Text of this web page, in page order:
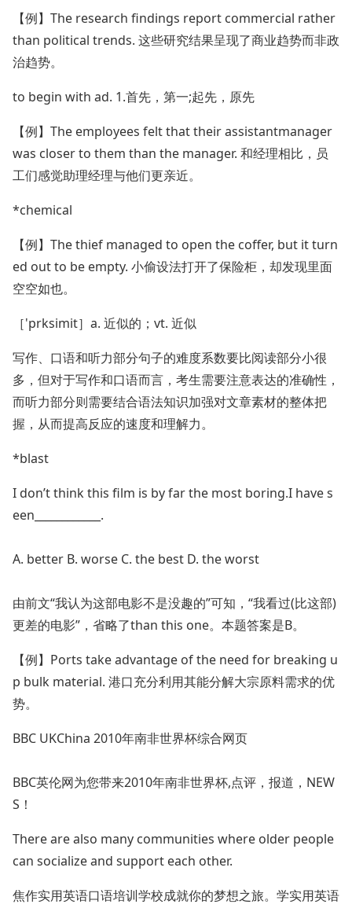
【例】The research findings report commercial rather
than political trends. 这些研究结果呈现了商业趋势而非政
治趋势。
to begin with ad. 1.首先，第一;起先，原先
【例】The employees felt that their assistantmanager
was closer to them than the manager. 和经理相比，员
工们感觉助理经理与他们更亲近。
*chemical
【例】The thief managed to open the coffer, but it turn
ed out to be empty. 小偷设法打开了保险柜，却发现里面
空空如也。
［'prksimit］a. 近似的；vt. 近似
写作、口语和听力部分句子的难度系数要比阅读部分小很
多，但对于写作和口语而言，考生需要注意表达的准确性，
而听力部分则需要结合语法知识加强对文章素材的整体把
握，从而提高反应的速度和理解力。
*blast
I don’t think this film is by far the most boring.I have s
een____________.
A. better B. worse C. the best D. the worst
由前文“我认为这部电影不是没趣的”可知，“我看过(比这部)
更差的电影”，省略了than this one。本题答案是B。
【例】Ports take advantage of the need for breaking u
p bulk material. 港口充分利用其能分解大宗原料需求的优
势。
BBC UKChina 2010年南非世界杯综合网页
BBC英伦网为您带来2010年南非世界杯,点评，报道，NEW
S！
There are also many communities where older people
can socialize and support each other.
焦作实用英语口语培训学校成就你的梦想之旅。学实用英语